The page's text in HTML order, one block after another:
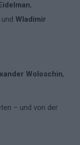
,
und Wladimir
Woloschin,
– und von der